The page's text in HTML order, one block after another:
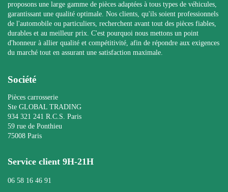
proposons une large gamme de pièces adaptées à tous types de véhicules,
garantissant une qualité optimale. Nos clients, qu'ils soient professionnels
de l'automobile ou particuliers, recherchent avant tout des pièces fiables,
durables et au meilleur prix. C'est pourquoi nous mettons un point
d'honneur à allier qualité et compétitivité, afin de répondre aux exigences
du marché tout en assurant une satisfaction maximale.
Société
Pièces carrosserie
Ste GLOBAL TRADING
934 321 241 R.C.S. Paris
59 rue de Ponthieu
75008 Paris
Service client 9H-21H
06 58 16 46 91